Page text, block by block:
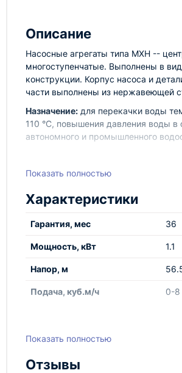
Описание
Насосные агрегаты типа MXH --
многоступенчатые. Выполнены в
конструкции. Корпус насоса и
части выполнены из нержавеющей
Назначение: для перекачки воды
110 °С, повышения давления воды в
автономного и промышленного
Показать полностью
Характеристики
Гарантия, мес 36
Мощность, кВт 1.1
Напор, м
Подача, куб.м/ч 0-8
Показать полностью
Отзывы